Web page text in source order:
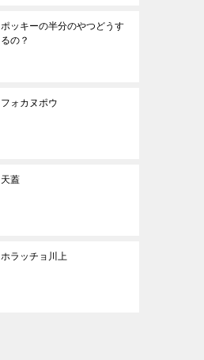
ポッキーの半分のやつどうす
るの？
フォカヌポウ
天蓋
ホラッチョ川上